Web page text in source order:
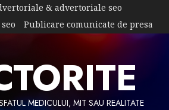
& advertoriale seo
Publicare comunicate de presa
MEDICULUI, MIT SAU REALITATE